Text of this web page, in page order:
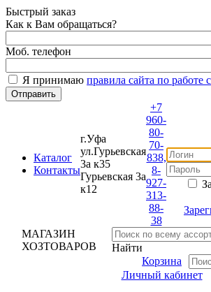
Быстрый заказ
Как к Вам обращаться?
Моб. телефон
Я принимаюправила сайта по работе
Каталог
Контакты
г.Уфа
ул.Гурьевская
3а к35
Гурьевская 3а
к12
+7
960-
80-
70-
838,
8-
927-
313-
88-
38
МАГАЗИН
ХОЗТОВАРОВ
Найти
Корзина
Личный кабинет